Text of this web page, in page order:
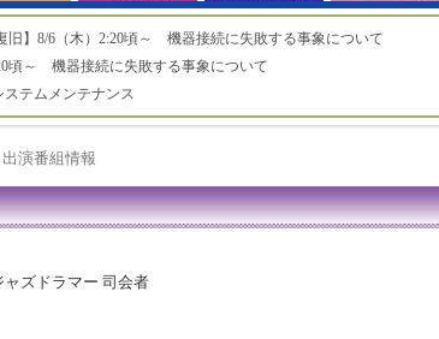
旧】8/6（木）2:20頃～ 機器接続に失敗する事象について
頃～ 機器接続に失敗する事象について
ステムメンテナンス
演番組情報
ャズドラマー 司会者